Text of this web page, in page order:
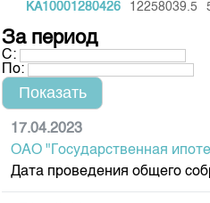
Общая информация
Акционеры
Руководство
Внутренний аудитор
Комитеты
Участники торгов
KA10001280426 12258039.5 5
За период
С:
По:
17.04.2023
ОАО "Государственная
Дата проведения общего